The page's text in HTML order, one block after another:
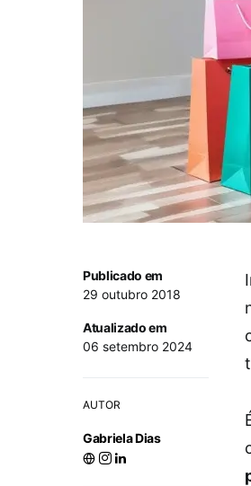
Publicado em
29 outubro 2018
Atualizado em
06 setembro 2024
AUTOR
Gabriela Dias